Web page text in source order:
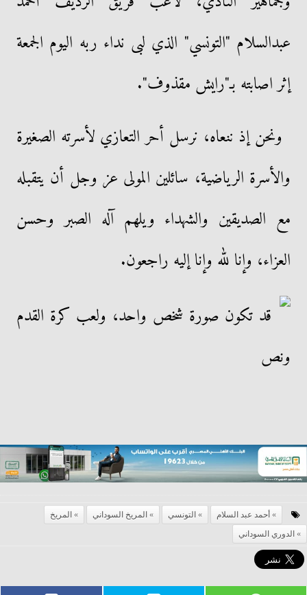
عبدالسلام "التونسي" الذي لبى نداء ربه اليوم الجمعة
إثر اصابته بـ"رايش مقذوف".
ونحن إذ ننعاه، نرسل أحر التعازي لأسرته الصغيرة
والأسرة الرياضية، سائلين المولى عز وجل أن يتقبله
مع الصديقين والشهداء ويلهم آله الصبر وحسن
العزاء، وإنا لله وإنا إليه راجعون.
أحمد عبد السلام التونسي المريخ السوداني
المريخ
الدوري السوداني